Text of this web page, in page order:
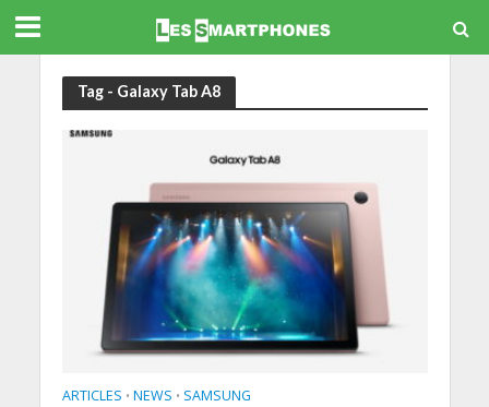
Tag - Galaxy Tab A8
ARTICLES • NEWS • SAMSUNG